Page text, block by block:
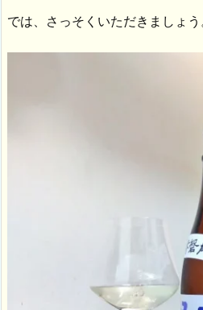
では、さっそくいただきましょう